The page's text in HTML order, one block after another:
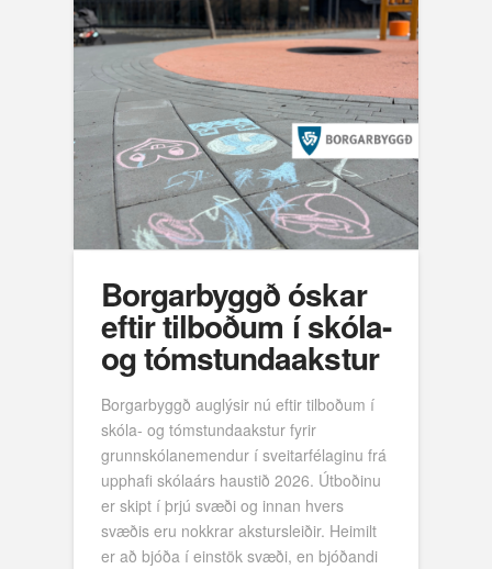
Borgarbyggð óskar
eftir tilboðum í skóla-
og tómstundaakstur
Borgarbyggð auglýsir nú eftir tilboðum í
skóla- og tómstundaakstur fyrir
grunnskólanemendur í sveitarfélaginu frá
upphafi skólaárs haustið 2026. Útboðinu
er skipt í þrjú svæði og innan hvers
svæðis eru nokkrar akstursleiðir. Heimilt
er að bjóða í einstök svæði, en bjóðandi